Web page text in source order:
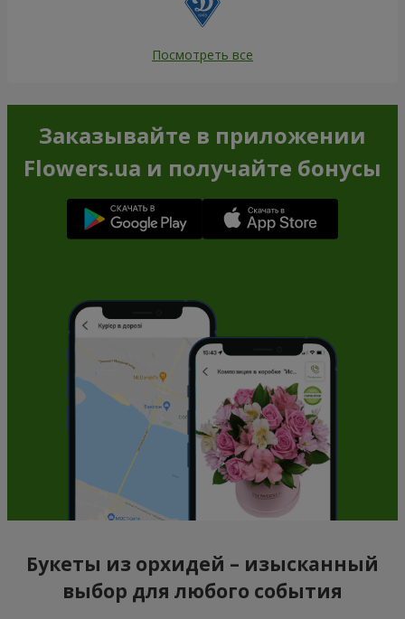
Посмотреть все
Заказывайте в приложении
Flowers.ua и получайте бонусы
Букеты из орхидей – изысканный
выбор для любого события